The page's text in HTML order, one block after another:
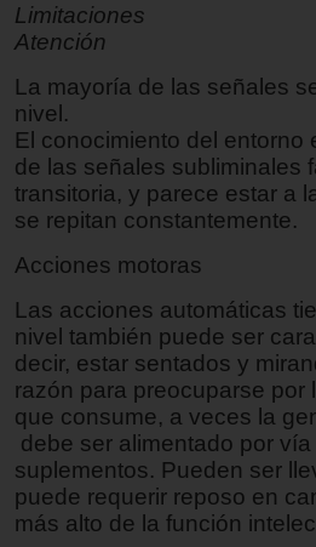
Limitaciones
Atención
La mayoría de las señales
nivel.
El conocimiento del entorno
de las señales subliminales
transitoria, y parece estar a
se repitan constantemente.
Acciones motoras
Las acciones automáticas
nivel también puede ser
decir, estar sentados y
razón para preocuparse por
que consume, a veces la
debe ser alimentado por
suplementos. Pueden ser
puede requerir reposo en
más alto de la función